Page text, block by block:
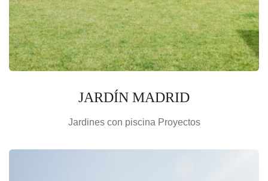
JARDÍN MADRID
Jardines con piscina Proyectos